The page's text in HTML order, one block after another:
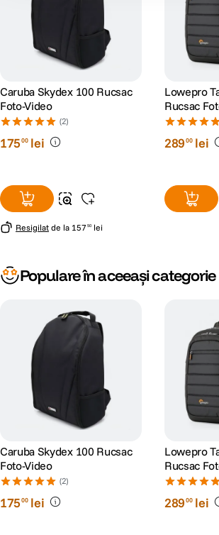
Caruba Skydex 100 Rucsac
Foto-Video
(2)
17500 lei
Resigilat de la 157 50 lei
Lowepro
Rucsac
28900 lei
Populare în aceeași categorie
Caruba Skydex 100 Rucsac
Foto-Video
(2)
17500 lei
Lowepro
Rucsac
28900 lei